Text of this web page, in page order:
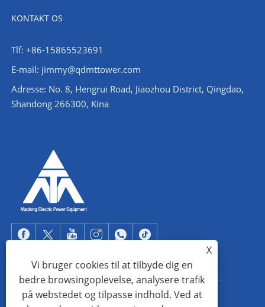
KONTAKT OS
Tlf: +86-15865523691
E-mail: jimmy@qdmttower.com
Adresse: No. 8, Hengrui Road, Jiaozhou District, Qingdao,
Shandong 266300, Kina
Copyright © 2022 Qingdao Maotong Power Equipment Co., Ltd. -
Vinkelståltårn, understation stålkonstruktion, stålrørstårn - Alle
X
Vi bruger cookies til at tilbyde dig en
bedre browsingoplevelse, analysere trafik
på webstedet og tilpasse indhold. Ved at